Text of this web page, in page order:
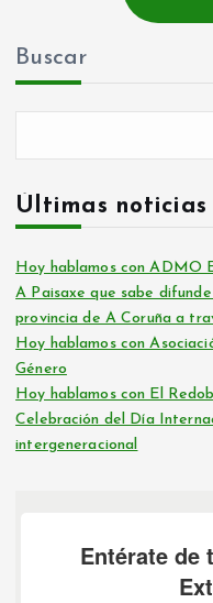
Buscar
Últimas noticias
Hoy hablamos con ADMO
A Paisaxe que sabe
provincia de A Coruña a
Hoy hablamos con
Género
Hoy hablamos con El
Celebración del Día
intergeneracional